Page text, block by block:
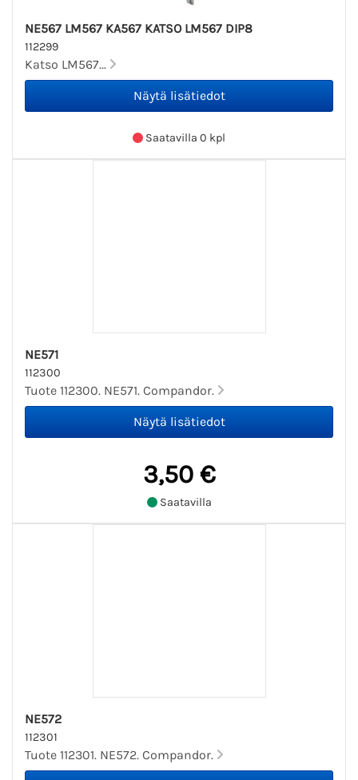
NE567 LM567 KA567 KATSO LM567 DIP8
112299
Katso LM567...
Saatavilla 0 kpl
NE571
112300
Tuote 112300. NE571. Compandor.
3,50 €
Saatavilla
NE572
112301
Tuote 112301. NE572. Compandor.